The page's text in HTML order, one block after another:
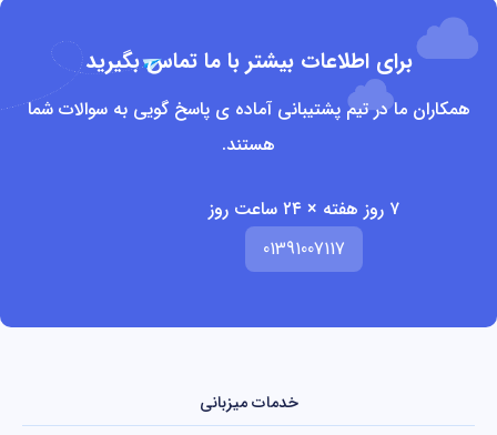
برای اطلاعات بیشتر با ما تماس بگیرید
همکاران ما در تیم پشتیبانی آماده ی پاسخ گویی به سوالات شما
هستند.
۷ روز هفته × ۲۴ ساعت روز
01391007117
خدمات میزبانی